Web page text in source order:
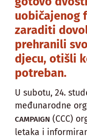
uobičajenog
zaraditi
prehranili
djecu, otišli
potreban.
U subotu, 24.
međunarodne
CAMPAIGN (CCC)
letaka i